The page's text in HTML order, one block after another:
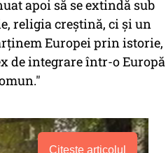
apoi să se extindă sub
religia creştină, ci şi un
Europei prin istorie,
de integrare într-o Europă
Citește articolul